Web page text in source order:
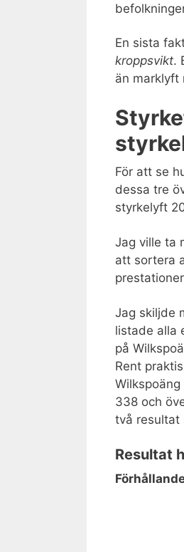
En sista
kroppsvikt.
än marklyft
För att se
dessa tre
styrkelyft
Jag ville ta
att sortera
Jag skiljde
listade alla
på
Rent
338 och
två resultat
Resultat